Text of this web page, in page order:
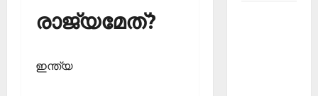
രാജ്യമേത്?
ഇന്ത്യ